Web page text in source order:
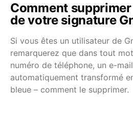
Comment
de votre signature
Si vous êtes un utilisateur de
remarquerez que dans tout
numéro de téléphone, un e-
automatiquement transformé
bleue – comment le supprimer.